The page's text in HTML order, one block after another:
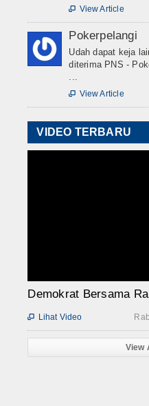
 View Article
Pokerpelangi
Udah dapat keja
diterima PNS -
...
 View Article
VIDEO TERBARU
Demokrat Bersama
 Lihat Video
View